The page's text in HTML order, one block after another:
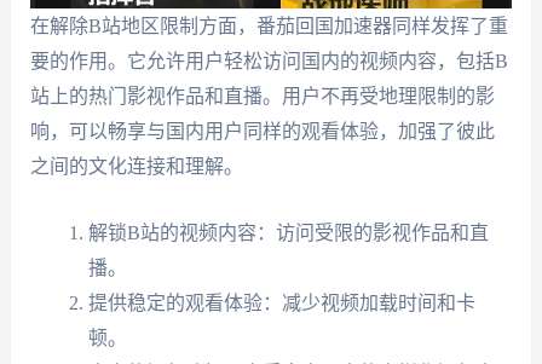
在解除B站地区限制方面，番茄回国加速器同样发挥了重
要的作用。它允许用户轻松访问国内的视频内容，包括B
站上的热门影视作品和直播。用户不再受地理限制的影
响，可以畅享与国内用户同样的观看体验，加强了彼此
之间的文化连接和理解。
解锁B站的视频内容：访问受限的影视作品和直
播。
提供稳定的观看体验：减少视频加载时间和卡
顿。